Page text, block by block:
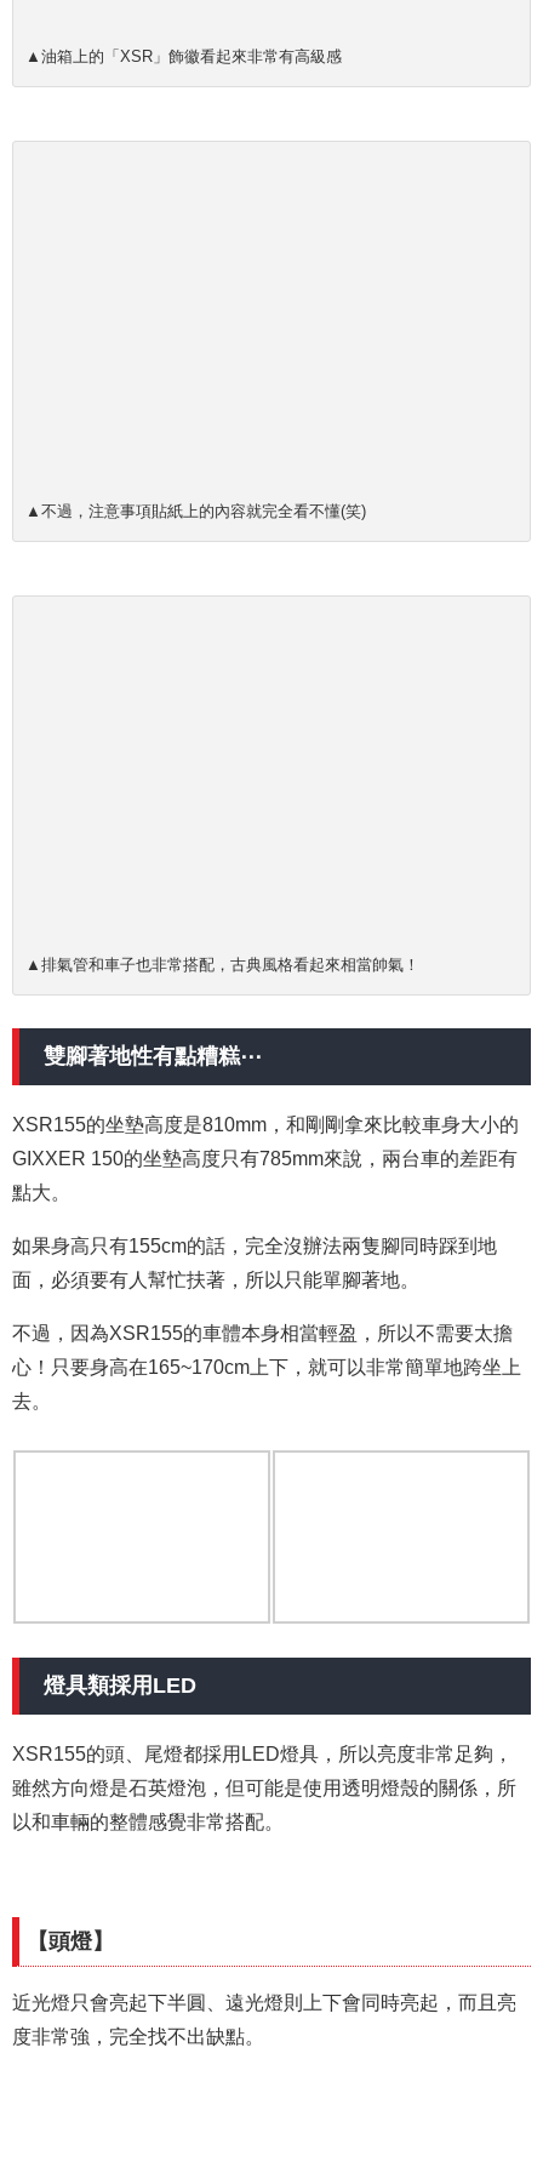
▲油箱上的「XSR」飾徽看起來非常有高級感
▲不過，注意事項貼紙上的內容就完全看不懂(笑)
▲排氣管和車子也非常搭配，古典風格看起來相當帥氣！
雙腳著地性有點糟糕⋯
XSR155的坐墊高度是810mm，和剛剛拿來比較車身大小的
GIXXER 150的坐墊高度只有785mm來說，兩台車的差距有
點大。
如果身高只有155cm的話，完全沒辦法兩隻腳同時踩到地
面，必須要有人幫忙扶著，所以只能單腳著地。
不過，因為XSR155的車體本身相當輕盈，所以不需要太擔
心！只要身高在165~170cm上下，就可以非常簡單地跨坐上
去。
燈具類採用LED
XSR155的頭、尾燈都採用LED燈具，所以亮度非常足夠，
雖然方向燈是石英燈泡，但可能是使用透明燈殼的關係，所
以和車輛的整體感覺非常搭配。
【頭燈】
近光燈只會亮起下半圓、遠光燈則上下會同時亮起，而且亮
度非常強，完全找不出缺點。